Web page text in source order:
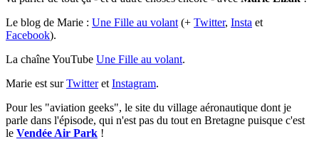
Le blog de Marie : Une Fille au volant (+ Twitter, Insta et
Facebook).
La chaîne YouTube Une Fille au volant.
Marie est surTwitteret Instagram.
Pour les "aviation geeks", le site du village aéronautique dont je
parle dans l'épisode, qui n'est pas du tout en Bretagne puisque c'est
le Vendée Air Park !